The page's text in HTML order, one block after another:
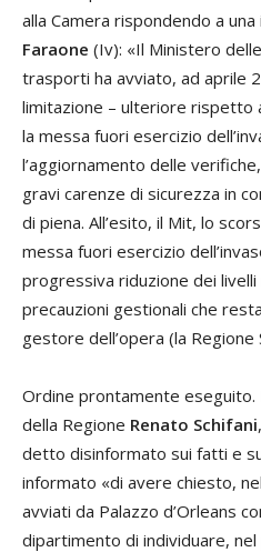
alla Camera rispondendo a
Faraone (Iv): «Il Ministero
trasporti ha avviato, ad aprile
limitazione – ulteriore rispetto
la messa fuori esercizio
l’aggiornamento delle
gravi carenze di sicurezza in
di piena. All’esito, il Mit, lo
messa fuori esercizio
progressiva riduzione dei
precauzioni gestionali che
gestore dell’opera (la Regione
Ordine prontamente
della Regione Renato Schifani
detto disinformato sui fatti e
informato «di avere chiesto,
avviati da Palazzo d’Orleans
dipartimento di individuare,